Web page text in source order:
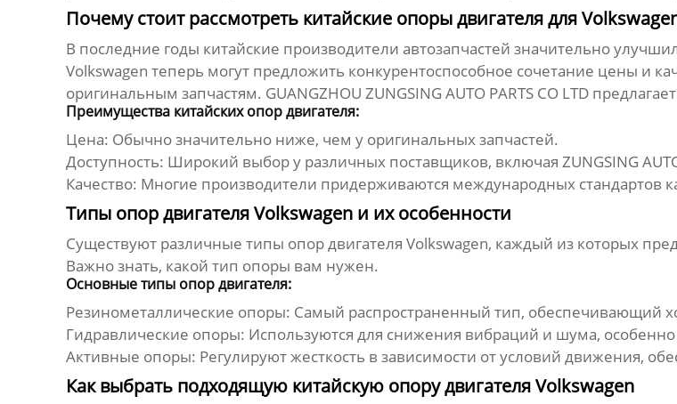
Почему стоит рассмотреть китайские опоры двигателя для
В последние годы китайские производители автозапчастей значительно
Volkswagen теперь могут предложить конкурентоспособное сочетание цены и
оригинальным запчастям. GUANGZHOU ZUNGSING AUTO PARTS CO LTD
Преимущества китайских опор двигателя:
Цена: Обычно значительно ниже, чем у оригинальных запчастей.
Доступность: Широкий выбор у различных поставщиков, включая ZUNGSING
Качество: Многие производители придерживаются международных стандартов
Типы опор двигателя Volkswagen и их особенности
Существуют различные типы опор двигателя Volkswagen, каждый из которых
Важно знать, какой тип опоры вам нужен.
Основные типы опор двигателя:
Резинометаллические опоры: Самый распространенный тип, обеспечивающий
Гидравлические опоры: Используются для снижения вибраций и шума,
Активные опоры: Регулируют жесткость в зависимости от условий движения,
Как выбрать подходящую китайскую опору двигателя Volkswagen